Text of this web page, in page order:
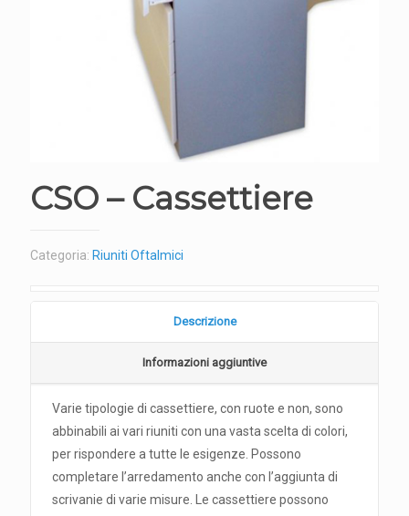
CSO – Cassettiere
Categoria: Riuniti Oftalmici
Descrizione
Informazioni aggiuntive
Varie tipologie di cassettiere, con ruote e non, sono
abbinabili ai vari riuniti con una vasta scelta di colori,
per rispondere a tutte le esigenze. Possono
completare l’arredamento anche con l’aggiunta di
scrivanie di varie misure. Le cassettiere possono